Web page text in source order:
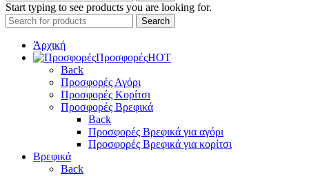
Start typing to see products you are looking for.
Search
Άρχική
ΠροσφορέςHOT
Back
Προσφορές Αγόρι
Προσφορές Κορίτσι
Προσφορές Βρεφικά
Back
Προσφορές Βρεφικά για αγόρι
Προσφορές Βρεφικά για κορίτσι
Βρεφικά
Back